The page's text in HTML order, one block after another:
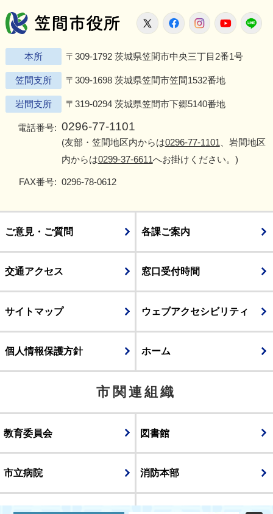
笠間市役所
X FacebookInstagram
本所 〒309-1792 茨城県笠間市中央三丁目2番1号
笠間支所 〒309-1698 茨城県笠間市笠間1532番地
岩間支所 〒319-0294 茨城県笠間市下郷5140番地
電話番号: 0296-77-1101
(友部・笠間地区内からは0296-77-1101 、岩間地区
内からは0299-37-6611へお掛けください。)
FAX番号: 0296-78-0612
ご意見・ご質問 各課ご案内
交通アクセス 窓口受付時間
サイトマップ ウェブアクセシビリティ
個人情報保護方針 ホーム
市関連組織
教育委員会 図書館
市立病院 消防本部